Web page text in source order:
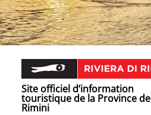
Site officiel d’information
touristique de la Province de
Rimini